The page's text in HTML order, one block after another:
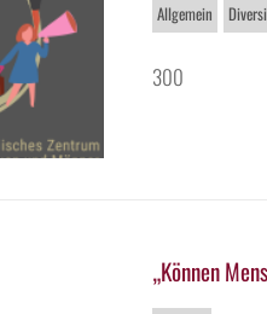
Allgemein
300
„Können